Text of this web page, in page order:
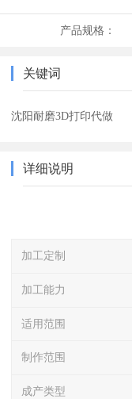
产品规格：
关键词
沈阳耐磨3D打印代做
详细说明
加工定制
加工能力
适用范围
制作范围
成产类型